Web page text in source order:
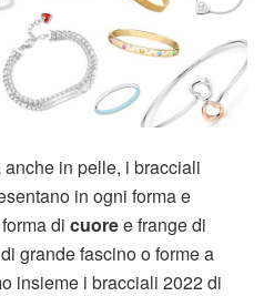
in pelle, i bracciali
in ogni forma e
di cuoree frange di
di grande fascino o forme a
insieme i bracciali 2022 di